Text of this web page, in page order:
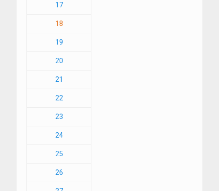
17
18
19
20
21
22
23
24
25
26